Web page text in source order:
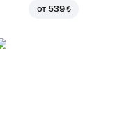
от539 ₺